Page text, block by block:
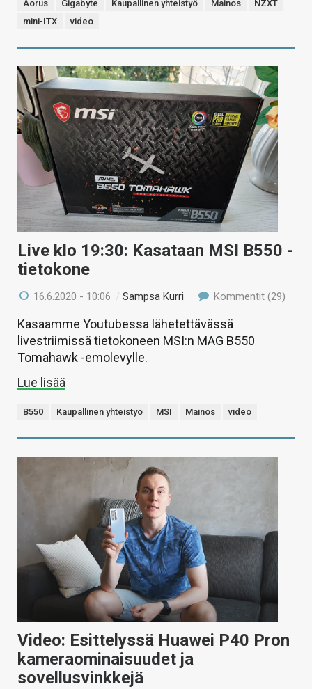
Aorus Gigabyte Kaupallinen yhteistyö Mainos
NZXT
mini-ITX
video
Live klo 19:30: Kasataan MSI B550 -
tietokone
16.6.2020 - 10:06 /Sampsa Kurri Kommentit (29)
Kasaamme Youtubessa lähetettävässä
livestriimissä tietokoneen MSI:n MAG B550
Tomahawk -emolevylle.
Lue lisää
B550 Kaupallinen yhteistyö MSI Mainos video
Video: Esittelyssä Huawei P40 Pron
kameraominaisuudet ja
sovellusvinkkejä